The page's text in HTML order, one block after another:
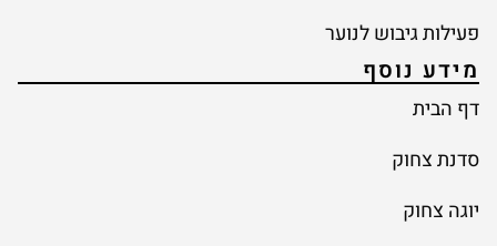
פעילות גיבוש לנוער
מידע נוסף
דף הבית
סדנת צחוק
יוגה צחוק